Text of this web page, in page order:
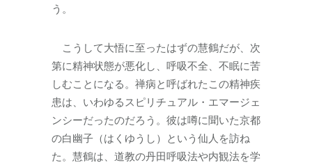
う。
こうして大悟に至ったはずの慧鶴だが、次
第に精神状態が悪化し、呼吸不全、不眠に苦
しむことになる。禅病と呼ばれたこの精神疾
患は、いわゆるスピリチュアル・エマージェ
ンシーだったのだろう。彼は噂に聞いた京都
の白幽子（はくゆうし）という仙人を訪ね
た。慧鶴は、道教の丹田呼吸法や内観法を学